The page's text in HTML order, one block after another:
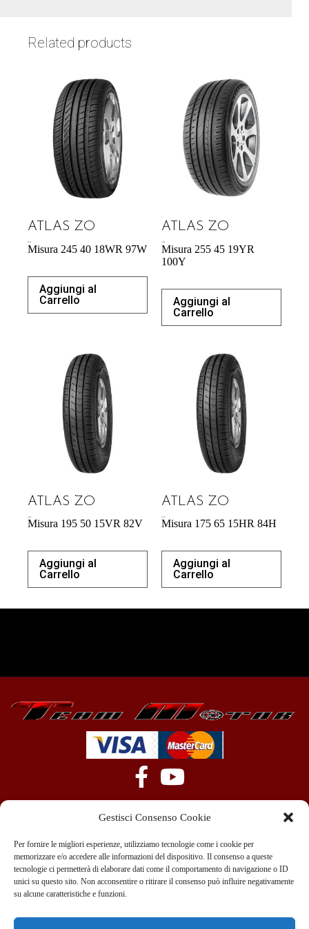
Gestisci Consenso Cookie
Per fornire le migliori esperienze, utilizziamo tecnologie come i cookie per
memorizzare e/o accedere alle informazioni del dispositivo. Il consenso a queste
tecnologie ci permetterà di elaborare dati come il comportamento di navigazione o ID
unici su questo sito. Non acconsentire o ritirare il consenso può influire negativamente
su alcune caratteristiche e funzioni.
Related products
ATLAS ZO
Misura 245 40 18WR 97W
Aggiungi al
Carrello
ATLAS ZO
Misura 255 45 19YR
100Y
Aggiungi al
Carrello
ATLAS ZO
Misura 195 50 15VR 82V
Aggiungi al
Carrello
ATLAS ZO
Misura 175 65 15HR 84H
Aggiungi al
Carrello
+39 351 970 89 33
info@teammotor.it